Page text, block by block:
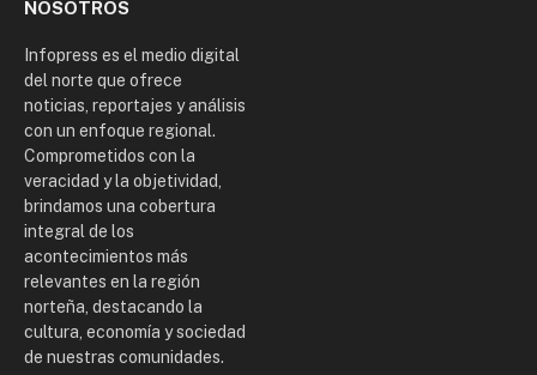
NOSOTROS
Infopress es el medio digital
del norte que ofrece
noticias, reportajes y análisis
con un enfoque regional.
Comprometidos con la
veracidad y la objetividad,
brindamos una cobertura
integral de los
acontecimientos más
relevantes en la región
norteña, destacando la
cultura, economía y sociedad
de nuestras comunidades.